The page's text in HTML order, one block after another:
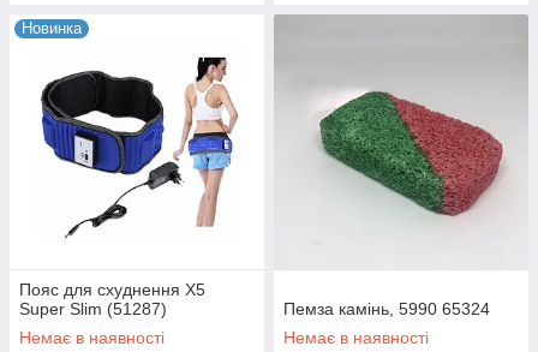
Новинка
Пояс для схуднення X5
Super Slim (51287)
Немає в наявності
Пемза камінь, 5990 65324
Немає в наявності